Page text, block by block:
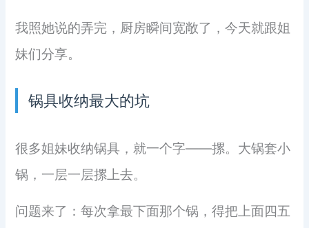
我照她说的弄完，厨房瞬间宽敞了，今天就跟姐
妹们分享。
锅具收纳最大的坑
很多姐妹收纳锅具，就一个字——摞。大锅套小
锅，一层一层摞上去。
问题来了：每次拿最下面那个锅，得把上面四五